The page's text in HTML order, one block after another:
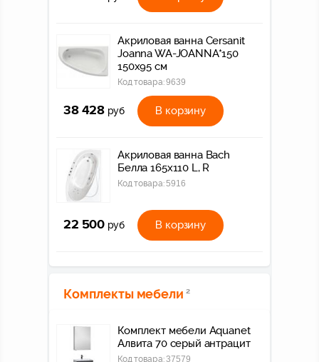
Акриловая ванна Cersanit
Joanna WA-JOANNA*150
150x95 см
Код товара:9639
38 428 руб В корзину
Акриловая ванна Bach
Белла 165х110 L, R
Код товара:5916
22 500 руб В корзину
Комплекты мебели 2
Комплект мебели Aquanet
Алвита 70 серый антрацит
Код товара:37579